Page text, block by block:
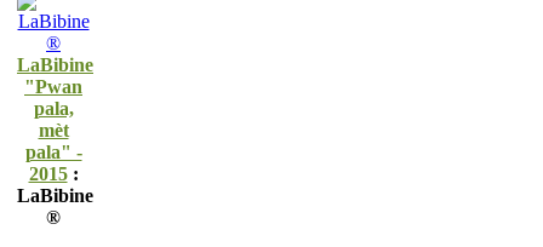
LaBibine
"Pwan
pala,
mèt
pala" -
2015:
LaBibine
®